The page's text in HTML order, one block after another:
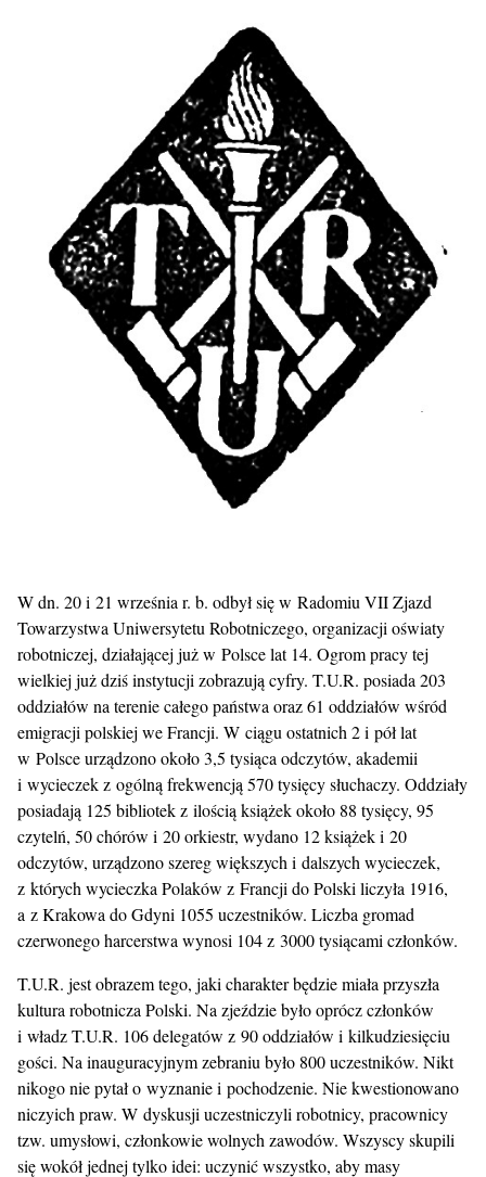
W dn. 20 i 21 września r. b. odbył się w Radomiu VII Zjazd
Towarzystwa Uniwersytetu Robotniczego, organizacji oświaty
robotniczej, działającej już w Polsce lat 14. Ogrom pracy tej
wielkiej już dziś instytucji zobrazują cyfry. T.U.R. posiada 203
oddziałów na terenie całego państwa oraz 61 oddziałów wśród
emigracji polskiej we Francji. W ciągu ostatnich 2 i pół lat
w Polsce urządzono około 3,5 tysiąca odczytów, akademii
i wycieczek z ogólną frekwencją 570 tysięcy słuchaczy. Oddziały
posiadają 125 bibliotek z ilością książek około 88 tysięcy, 95
czytelń, 50 chórów i 20 orkiestr, wydano 12 książek i 20
odczytów, urządzono szereg większych i dalszych wycieczek,
z których wycieczka Polaków z Francji do Polski liczyła 1916,
a z Krakowa do Gdyni 1055 uczestników. Liczba gromad
czerwonego harcerstwa wynosi 104 z 3000 tysiącami członków.
T.U.R. jest obrazem tego, jaki charakter będzie miała przyszła
kultura robotnicza Polski. Na zjeździe było oprócz członków
i władz T.U.R. 106 delegatów z 90 oddziałów i kilkudziesięciu
gości. Na inauguracyjnym zebraniu było 800 uczestników. Nikt
nikogo nie pytał o wyznanie i pochodzenie. Nie kwestionowano
niczyich praw. W dyskusji uczestniczyli robotnicy, pracownicy
tzw. umysłowi, członkowie wolnych zawodów. Wszyscy skupili
się wokół jednej tylko idei: uczynić wszystko, aby masy